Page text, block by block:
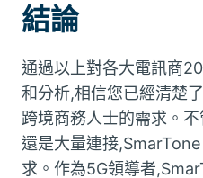
結論
通過以上對各大電訊商
和分析,相信您已經清楚
跨境商務人士的需求。
還是大量連接
求。作為5G領導者